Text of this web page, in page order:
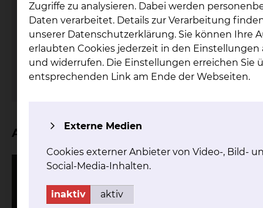
Fichtengrund 1, 38126 Braunschweig
Tel.:+49 531 595 2353
Fax: +49 531 595 2657
Per E-Mail kontaktieren
mehr
Aktuelles
Zugriffe zu analysieren. Dabei werden
Daten verarbeitet. Details zur Verarbeitung
unserer Datenschutzerklärung. Sie können Ihre
erlaubten Cookies jederzeit in den Einstellungen
und widerrufen. Die Einstellungen erreichen Sie
entsprechenden Link am Ende der Webseiten.
Externe Medien
Cookies externer Anbieter von Video-, Bild-
Social-Media-Inhalten.
inaktiv aktiv